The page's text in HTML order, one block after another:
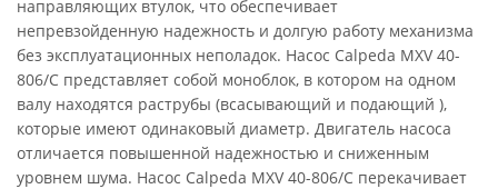
направляющих втулок, что обеспечивает
непревзойденную надежность и долгую работу механизма
без эксплуатационных неполадок. Насос Calpeda MXV 40-
806/C представляет собой моноблок, в котором на одном
валу находятся раструбы (всасывающий и подающий ),
которые имеют одинаковый диаметр. Двигатель насоса
отличается повышенной надежностью и сниженным
уровнем шума. Насос Calpeda MXV 40-806/C перекачивает